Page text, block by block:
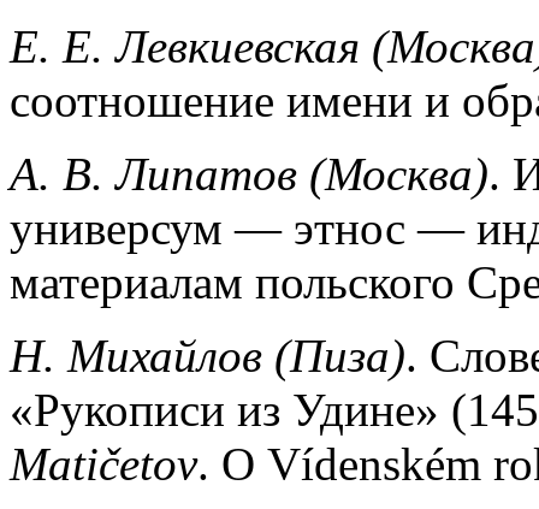
Е. Е. Левкиевская
соотношение имени и
А. В. Липатов (Москва).
универсум — этнос —
материалам польского
Н. Михайлов (Пиза).
«Рукописи из Удине»
Matičetov. О Vídenském